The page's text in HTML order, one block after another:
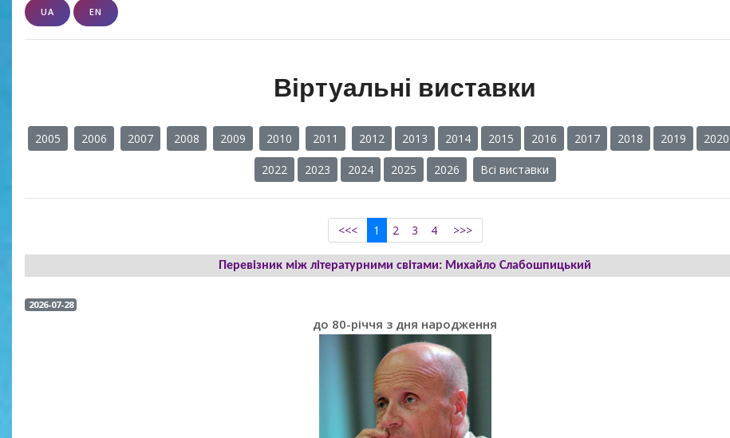
UA EN
Віртуальні виставки
2005 2006 2007 2008 2009 2010 2011 2012 2013 2014 2015 2016 2017 2018 2019 2020
2022 2023 2024 2025 2026 Всі виставки
<<< 1 2 3 4 >>>
Перевізник між літературними світами: Михайло Слабошпицький
2026-07-28
до 80-річчя з дня народження